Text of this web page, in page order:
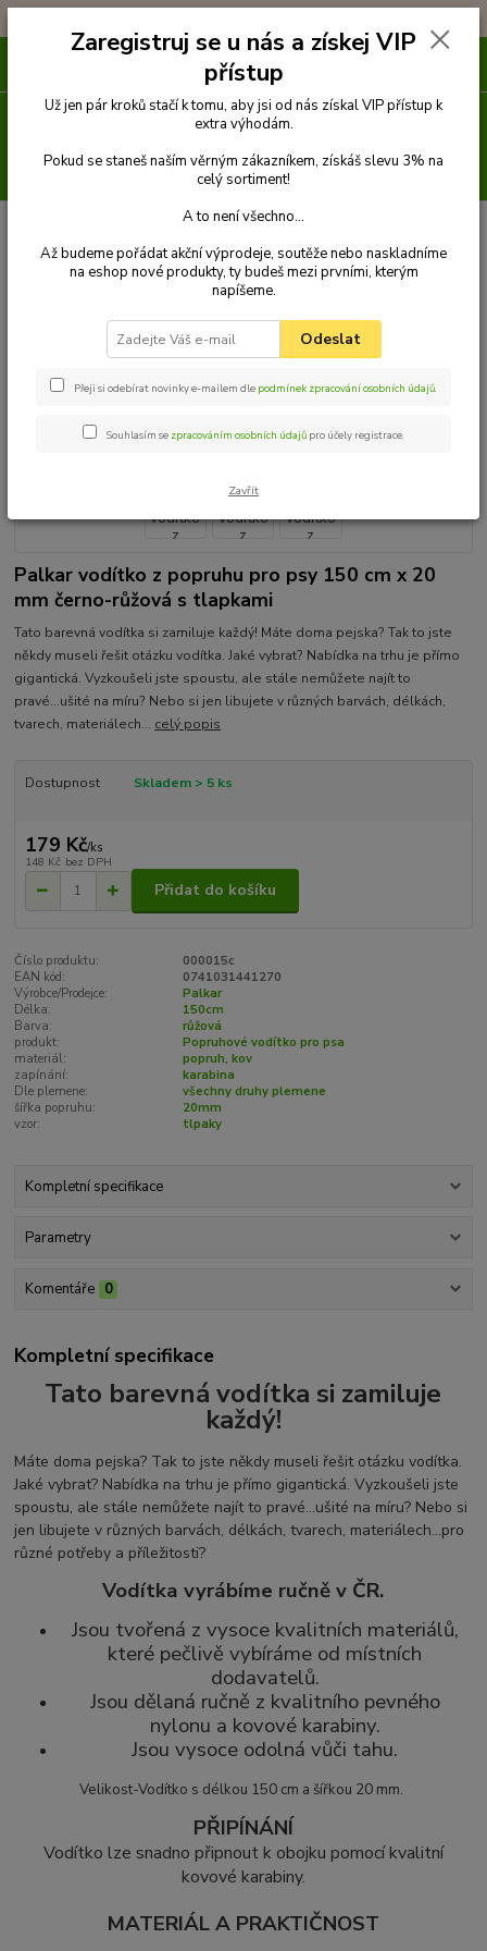
Menu
Hledat
Klasická vodítka popruhová
růžová s tlapkami
Palkar vodítko z popruhu pro psy
150 cm x 20 mm černo-růžová s
tlapkami
Palkar vodítko z popruhu pro psy 150 cm x 20
mm černo-růžová s tlapkami
Tato barevná vodítka si zamiluje každý! Máte doma pejska? Tak to jste
někdy museli řešit otázku vodítka. Jaké vybrat? Nabídka na trhu je přímo
gigantická. Vyzkoušeli jste spoustu, ale stále nemůžete najít to
pravé...ušité na míru? Nebo si jen libujete v různých barvách, délkách,
tvarech, materiálech... celý popis
Dostupnost Skladem > 5 ks
179 Kč/ks
148 Kč bez DPH
Přidat do košíku
Číslo produktu:
000015c
EAN kód:
0741031441270
Výrobce/Prodejce:
Palkar
Délka:
150cm
Barva:
růžová
produkt:
Popruhové vodítko pro psa
materiál:
popruh, kov
zapínání:
karabina
Dle plemene:
všechny druhy plemene
šířka popruhu:
20mm
vzor:
tlpaky
Kompletní specifikace
Parametry
Komentáře 0
Kompletní specifikace
Tato barevná vodítka si zamiluje
každý!
Máte doma pejska? Tak to jste někdy museli řešit otázku vodítka.
Jaké vybrat? Nabídka na trhu je přímo gigantická. Vyzkoušeli jste
spoustu, ale stále nemůžete najít to pravé...ušité na míru? Nebo si
jen libujete v různých barvách, délkách, tvarech, materiálech...pro
různé potřeby a příležitosti?
Vodítka vyrábíme ručně v ČR.
Jsou tvořená z vysoce kvalitních materiálů,
které pečlivě vybíráme od místních
dodavatelů.
Jsou dělaná ručně z kvalitního pevného
nylonu a kovové karabiny.
Jsou vysoce odolná vůči tahu.
Velikost-Vodítko s délkou 150 cm a šířkou 20 mm.
PŘIPÍNÁNÍ
Vodítko lze snadno připnout k obojku pomocí kvalitní
kovové karabiny.
MATERIÁL A PRAKTIČNOST
Zaregistruj se u nás a získej VIP
přístup
Už jen pár kroků stačí k tomu, aby jsi od nás získal VIP přístup k
extra výhodám.
Pokud se staneš naším věrným zákazníkem, získáš slevu 3% na
celý sortiment!
A to není všechno...
Až budeme pořádat akční výprodeje, soutěže nebo naskladníme
na eshop nové produkty, ty budeš mezi prvními, kterým
napíšeme.
Odeslat
Přeji si odebírat novinky e-mailem dle podmínek zpracování osobních údajů.
Souhlasím se zpracováním osobních údajů pro účely registrace.
Zavřít